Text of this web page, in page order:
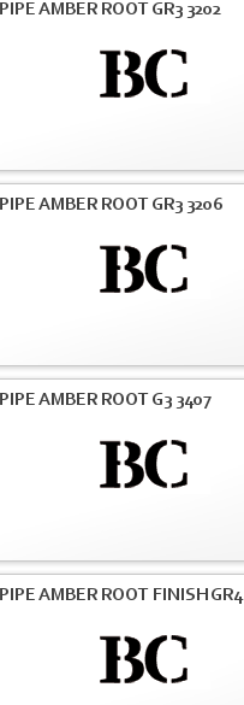
AMBER ROOT GR3 3202
AMBER ROOT GR3 3206
AMBER ROOT G3 3407
AMBER ROOT FINISH GR4